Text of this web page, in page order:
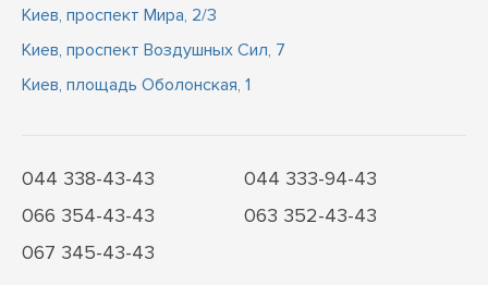
Киев, проспект Мира, 2/3
Киев, проспект Воздушных Сил, 7
Киев, площадь Оболонская, 1
044 338-43-43
044 333-94-43
066 354-43-43
063 352-43-43
067 345-43-43